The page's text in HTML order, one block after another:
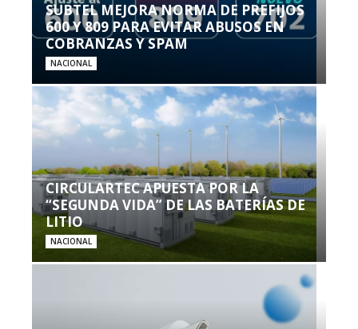
SUBTEL MEJORA NORMA DE PREFIJOS
600 Y 809 PARA EVITAR ABUSOS EN
COBRANZAS Y SPAM
NACIONAL
CIRCULARTEC APUESTA POR LA
“SEGUNDA VIDA” DE LAS BATERÍAS DE
LITIO
NACIONAL